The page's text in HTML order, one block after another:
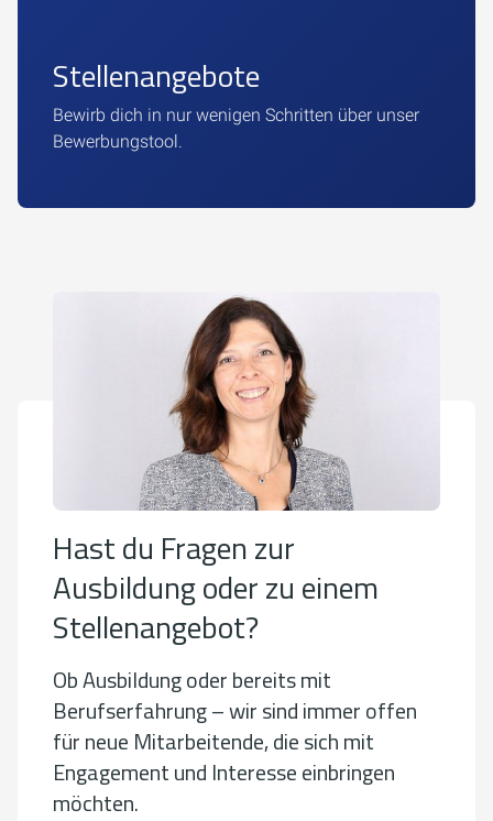
Stellenangebote
Bewirb dich in nur wenigen Schritten über unser
Bewerbungstool.
Hast du Fragen zur
Ausbildung oder zu einem
Stellenangebot?
Ob Ausbildung oder bereits mit
Berufserfahrung – wir sind immer offen
für neue Mitarbeitende, die sich mit
Engagement und Interesse einbringen
möchten.